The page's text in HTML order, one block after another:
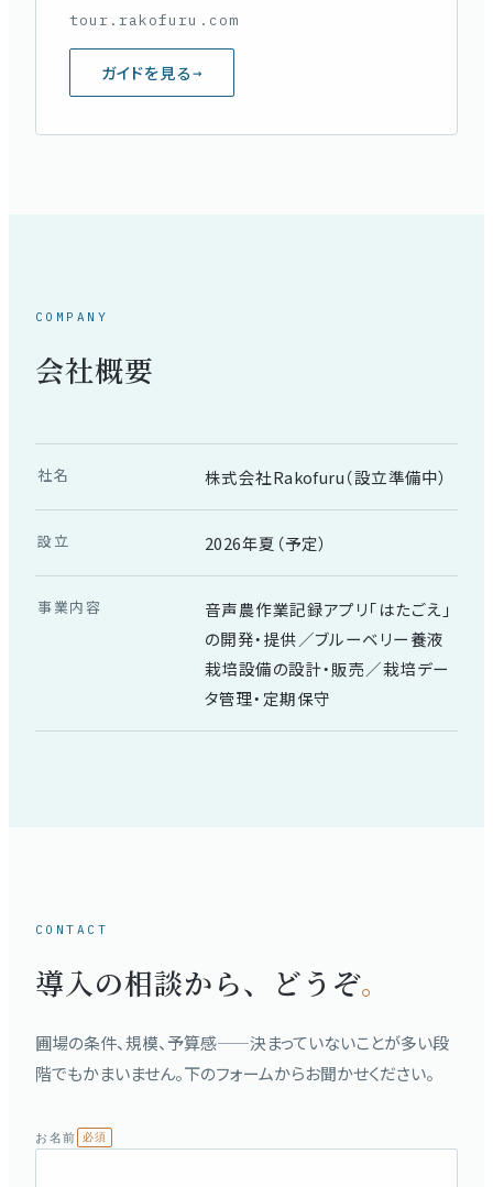
tour.rakofuru.com
ガイドを見る→
COMPANY
会社概要
社名 株式会社Rakofuru（設立準備中）
設立 2026年夏（予定）
事業内容
音声農作業記録アプリ「はたごえ」
の開発・提供／ブルーベリー養液
栽培設備の設計・販売／栽培デー
タ管理・定期保守
CONTACT
導入の相談から、どうぞ。
圃場の条件、規模、予算感——決まっていないことが多い段
階でもかまいません。下のフォームからお聞かせください。
お名前 必須